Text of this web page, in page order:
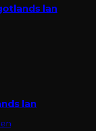
lan
lan